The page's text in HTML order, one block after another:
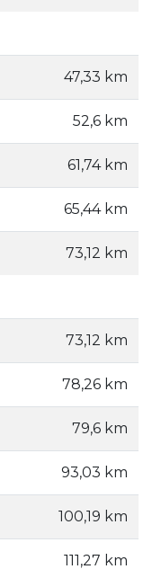
47,33 km
52,6 km
61,74 km
65,44 km
73,12 km
73,12 km
78,26 km
79,6 km
93,03 km
100,19 km
111,27 km